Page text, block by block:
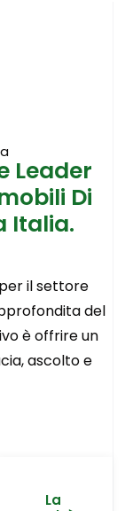
Leader
Di
Italia.
il settore
del
è offrire un
ascolto e
La